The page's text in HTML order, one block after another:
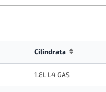
Cilindrata
1.8L L4 GAS